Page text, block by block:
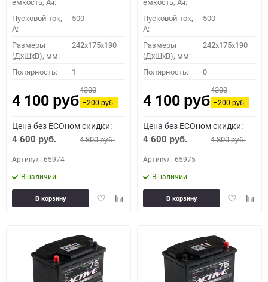
Пусковой ток,
A:
500
Размеры
(ДхШхВ), мм:
242x175x190
Полярность: 1
4 100 руб.
4300
−200руб.
Цена без ECOном скидки:
4 600 руб. 4 800руб.
Артикул: 65974
В наличии
ДобавитьДобавить
В корзину
Пусковой ток,
A:
500
Размеры
(ДхШхВ), мм:
242x175x190
Полярность: 0
4 100 руб.
4300
−200руб.
Цена без ECOном скидки:
4 600 руб. 4 800руб.
Артикул: 65975
В наличии
Добавить
В корзину